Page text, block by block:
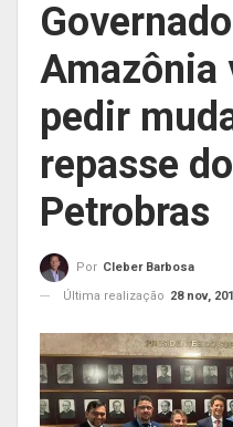
Amazônia
pedir
repasse
Petrobras
Por Cleber Barbosa
Última realização 28 nov,